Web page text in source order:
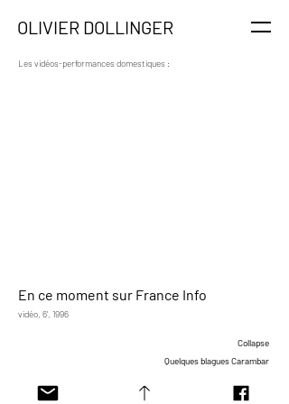
OLIVIER DOLLINGER
En ce moment sur France Info
vidéo, 6', 1996
Les vidéos-performances domestiques :
Quelques blagues Carambar
Collapse